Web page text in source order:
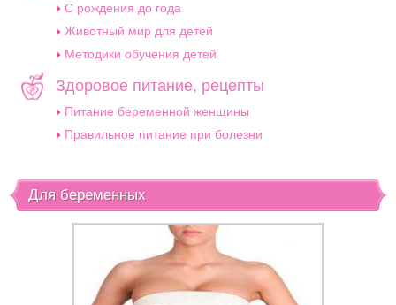
C рождения до года
Животный мир для детей
Методики обучения детей
Здоровое питание, рецепты
Питание беременной женщины
Правильное питание при болезни
Для беременных